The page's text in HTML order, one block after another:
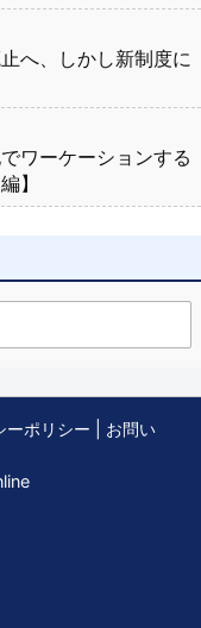
へ、しかし新制度に
ワーケーションする
】
ーポリシー
お問い